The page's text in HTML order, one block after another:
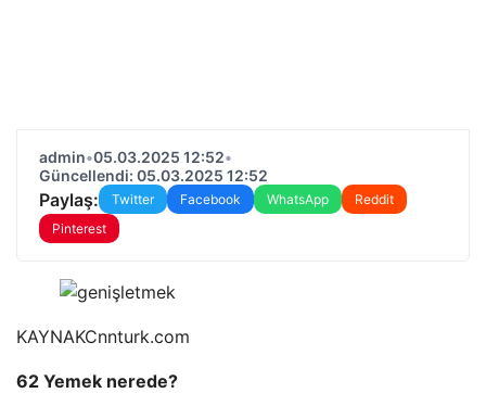
admin•05.03.2025 12:52•
Güncellendi: 05.03.2025 12:52
Paylaş: Twitter Facebook WhatsApp
Reddit
Pinterest
KAYNAKCnnturk.com
62 Yemek nerede?